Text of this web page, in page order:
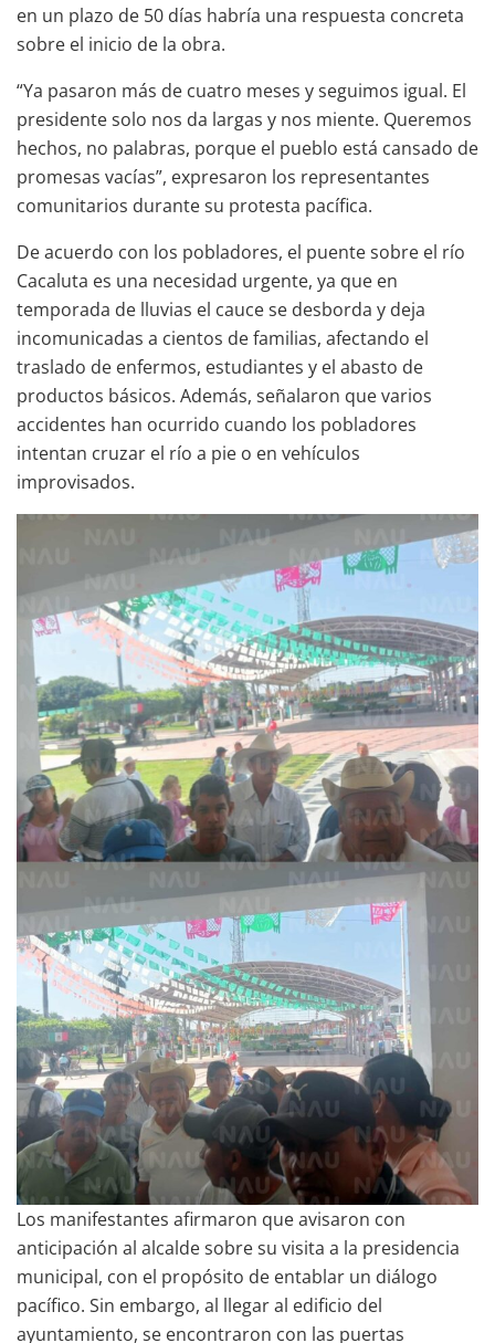
en un plazo de 50 días habría una respuesta concreta
sobre el inicio de la obra.
“Ya pasaron más de cuatro meses y seguimos igual. El
presidente solo nos da largas y nos miente. Queremos
hechos, no palabras, porque el pueblo está cansado de
promesas vacías”, expresaron los representantes
comunitarios durante su protesta pacífica.
De acuerdo con los pobladores, el puente sobre el río
Cacaluta es una necesidad urgente, ya que en
temporada de lluvias el cauce se desborda y deja
incomunicadas a cientos de familias, afectando el
traslado de enfermos, estudiantes y el abasto de
productos básicos. Además, señalaron que varios
accidentes han ocurrido cuando los pobladores
intentan cruzar el río a pie o en vehículos
improvisados.
Los manifestantes afirmaron que avisaron con
anticipación al alcalde sobre su visita a la presidencia
municipal, con el propósito de entablar un diálogo
pacífico. Sin embargo, al llegar al edificio del
ayuntamiento, se encontraron con las puertas